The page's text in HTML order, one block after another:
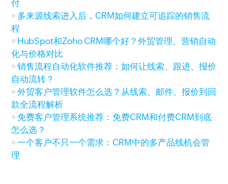
付
多来源线索进入后，CRM如何建立可追踪的销售流
程
HubSpot和Zoho CRM哪个好？外贸管理、营销自动
化与价格对比
销售流程自动化软件推荐：如何让线索、跟进、报价
自动流转？
外贸客户管理软件怎么选？从线索、邮件、报价到回
款全流程解析
免费客户管理系统推荐：免费CRM和付费CRM到底
怎么选？
一个客户不只一个需求：CRM中的多产品线机会管
理